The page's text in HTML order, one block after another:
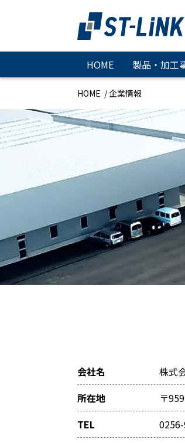
HOME 製品・加工
HOME 企業情報
会社名
株式
所在地
〒
TEL